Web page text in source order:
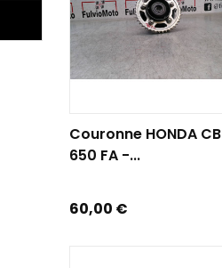
Couronne HONDA CB
650 FA -...
Prix
60,00 €